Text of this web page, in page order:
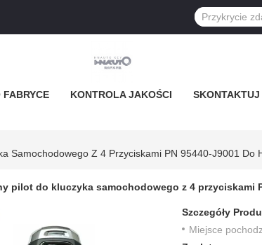
FABRYCE KONTROLA JAKOŚCI
Samochodowego Z 4 Przyciskami PN 95440-J9001 Do
pilot do kluczyka samochodowego z 4 przyciskami
Szczegóły
Miejsce